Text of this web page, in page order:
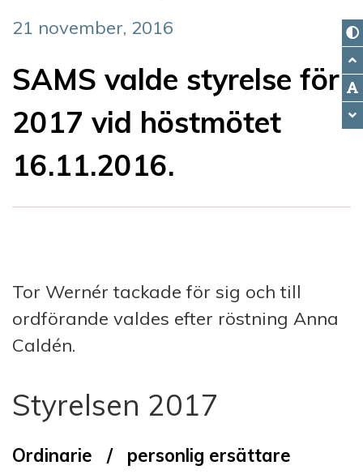
21 november, 2016
SAMS valde styrelse för
2017 vid höstmötet
16.11.2016.
Tor Wernér tackade för sig och till
ordförande valdes efter röstning Anna
Caldén.
Styrelsen 2017
Ordinarie / personlig ersättare